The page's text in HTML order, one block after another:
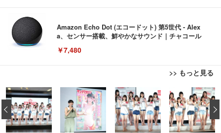
Amazon Echo Dot (エコードット) 第5世代 - Alex
a、センサー搭載、鮮やかなサウンド｜チャコール
￥7,480
>> もっと見る
[EdoErgo] オフィスチェア 椅子 テレワーク 疲れな
い 跳ね上げ式アームレスト コンパクト 約105度ロッ
キング pc 事務椅子 360度回転 座面昇降 強化ナイロ
ン樹脂ベース 通気性メッシュ 在宅ワーク H-WY01
(黒網+黒枠+黒足)
￥5,699
EIZO ビジネス向けプレミアムモニター | FlexScan
EV3240X-WT | 31.5型4K UHD・USB Type-C・ホワ
イト
￥105,595
Amazonベーシック ペットシーツ 薄型 レギュラー 1
回使い捨て 無香料 ホワイト 300枚
￥3,373
‹